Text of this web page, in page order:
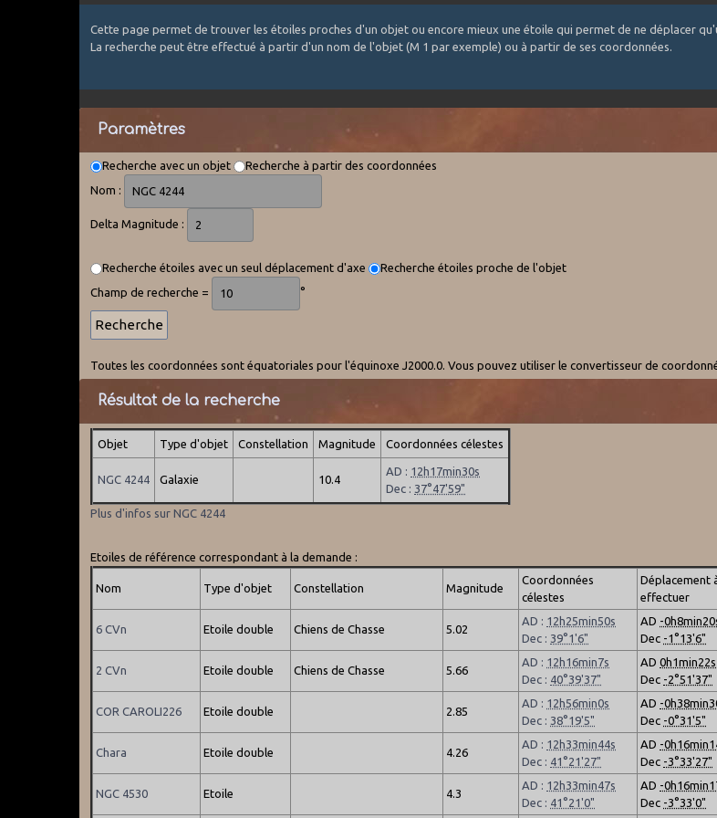
Cette page permet de trouver les étoiles proches d'un objet ou encore mieux une étoile qui permet de ne déplacer
La recherche peut être effectué à partir d'un nom de l'objet (M 1 par exemple) ou à partir de ses coordonnées.
Paramètres
Recherche avec un objet
Recherche à partir des coordonnées
Nom :
Delta Magnitude :
Recherche étoiles avec un seul déplacement d'axe
Recherche étoiles proche de l'objet
Champ de recherche =
°
Toutes les coordonnées sont équatoriales pour l'équinoxe J2000.0. Vous pouvez utiliser le convertisseur de
Résultat de la recherche
Objet Type d'objet Constellation Magnitude Coordonnées célestes
NGC 4244 Galaxie 10.4
AD : 12h17min30s
Dec : 37°47'59"
Plus d'infos sur NGC 4244
Etoiles de référence correspondant à la demande :
Nom Type d'objet Constellation Magnitude
Coordonnées
célestes
Déplacement
effectuer
6 CVn Etoile double Chiens de Chasse 5.02
AD : 12h25min50s
Dec : 39°1'6"
AD -
Dec -1°13'6"
2 CVn Etoile double Chiens de Chasse 5.66
AD : 12h16min7s
Dec : 40°39'37"
AD0h1min22s
Dec -2°51'37"
COR CAROLI226 Etoile double 2.85
AD : 12h56min0s
Dec : 38°19'5"
AD -
Dec -0°31'5"
Chara Etoile double 4.26
AD : 12h33min44s
Dec : 41°21'27"
AD -
Dec -3°33'27"
NGC 4530 Etoile 4.3
AD : 12h33min47s
Dec : 41°21'0"
AD -
Dec -3°33'0"